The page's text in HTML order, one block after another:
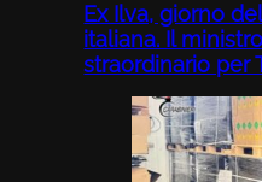
Ex Ilva, giorno
italiana. Il
straordinario per